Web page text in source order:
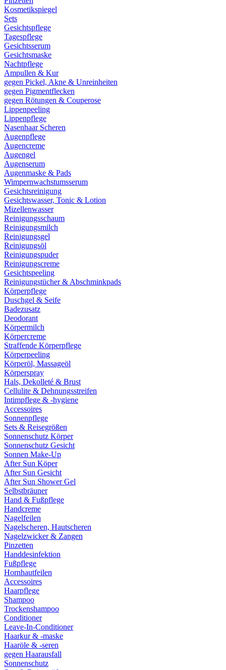
Kosmetikspiegel
Sets
Gesichtspflege
Tagespflege
Gesichtsserum
Gesichtsmaske
Nachtpflege
Ampullen & Kur
gegen Pickel, Akne & Unreinheiten
gegen Pigmentflecken
gegen Rötungen & Couperose
Lippenpeeling
Lippenpflege
Nasenhaar Scheren
Augenpflege
Augencreme
Augengel
Augenserum
Augenmaske & Pads
Wimpernwachstumsserum
Gesichtsreinigung
Gesichtswasser, Tonic & Lotion
Mizellenwasser
Reinigungsschaum
Reinigungsmilch
Reinigungsgel
Reinigungsöl
Reinigungspuder
Reinigungscreme
Gesichtspeeling
Reinigungstücher & Abschminkpads
Körperpflege
Duschgel & Seife
Badezusatz
Deodorant
Körpermilch
Körpercreme
Straffende Körperpflege
Körperpeeling
Körperöl, Massageöl
Körperspray
Hals, Dekolleté & Brust
Cellulite & Dehnungsstreifen
Intimpflege & -hygiene
Accessoires
Sonnenpflege
Sets & Reisegrößen
Sonnenschutz Körper
Sonnenschutz Gesicht
Sonnen Make-Up
After Sun Köper
After Sun Gesicht
After Sun Shower Gel
Selbstbräuner
Hand & Fußpflege
Handcreme
Nagelfeilen
Nagelscheren, Hautscheren
Nagelzwicker & Zangen
Pinzetten
Handdesinfektion
Fußpflege
Hornhautfeilen
Accessoires
Haarpflege
Shampoo
Trockenshampoo
Conditioner
Leave-In-Conditioner
Haarkur & -maske
Haaröle & -seren
gegen Haarausfall
Sonnenschutz